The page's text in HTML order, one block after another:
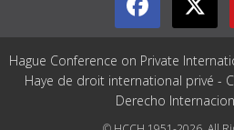
Hague Conference on Private
Haye de droit international privé -
Derecho